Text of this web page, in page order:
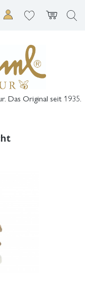
Das Original seit 1935.